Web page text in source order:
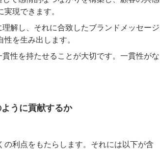
現できます。
解し、それに合致したブランドメッセージ
を生み出します。
性を持たせることが大切です。一貫性がな
うに貢献するか
利点をもたらします。それには以下が含